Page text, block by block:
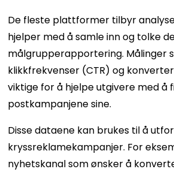
De fleste plattformer tilbyr
hjelper med å samle inn og tolke
målgrupperapportering. Målinger
klikkfrekvenser (CTR) og
viktige for å hjelpe utgivere med å
postkampanjene sine.
Disse dataene kan brukes til å
kryssreklamekampanjer. For
nyhetskanal som ønsker å